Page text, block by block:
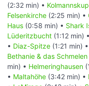
(2:32 min) •
Felsenkirche (2:25 min) •
Haus (0:58 min) • Shark
Lüderitzbucht (1:12 min) •
• Diaz-Spitze (1:21 min) •
Bethanie & das Schmelen
min) • Helmeringhausen
• Maltahöhe (3:42 min) •